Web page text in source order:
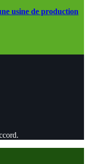
usine de production